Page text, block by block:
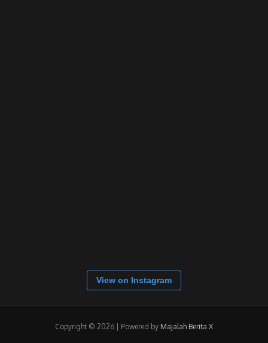
View on Instagram
Copyright © 2026 | Powered by Majalah Berita X